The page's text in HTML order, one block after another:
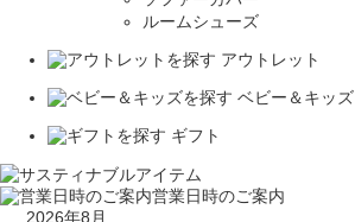
ルームシューズ
アウトレット
ベビー＆キッズ
ギフト
営業日時のご案内
2026年8月